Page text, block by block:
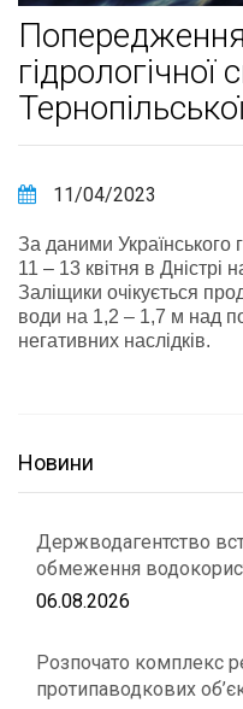
гідрологічної
11/04/2023
За даними Українського
11 – 13 квітня в Дністрі
Залiщики очiкується
води на 1,2 – 1,7 м над
негативних наслiдкiв.
Новини
Держводагентство
обмеження
06.08.2026
Розпочато комплекс
протипаводкових